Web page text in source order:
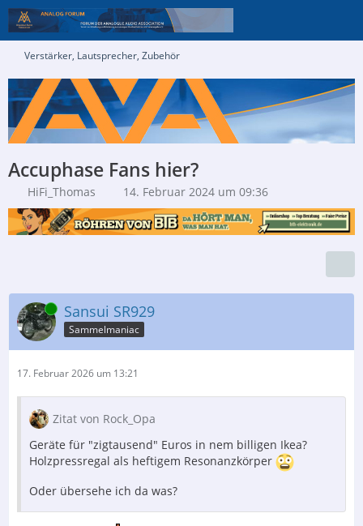
Verstärker, Lautsprecher, Zubehör
Accuphase Fans hier?
HiFi_Thomas 14. Februar 2024 um 09:36
Online Sansui SR929
Sammelmaniac
17. Februar 2026 um 13:21
Zitat von Rock_Opa
Geräte für "zigtausend" Euros in nem billigen Ikea?
Holzpressregal als heftigem Resonanzkörper
Oder übersehe ich da was?